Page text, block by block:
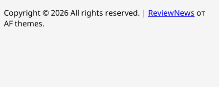
Copyright © 2026 All rights reserved. | ReviewNews от
AF themes.